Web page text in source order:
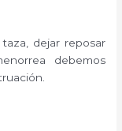
dejar reposar
debemos